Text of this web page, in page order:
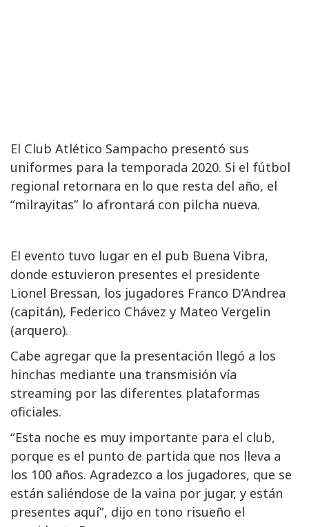
El Club Atlético Sampacho presentó sus
uniformes para la temporada 2020. Si el fútbol
regional retornara en lo que resta del año, el
“milrayitas” lo afrontará con pilcha nueva.
El evento tuvo lugar en el pub Buena Vibra,
donde estuvieron presentes el presidente
Lionel Bressan, los jugadores Franco D’Andrea
(capitán), Federico Chávez y Mateo Vergelin
(arquero).
Cabe agregar que la presentación llegó a los
hinchas mediante una transmisión vía
streaming por las diferentes plataformas
oficiales.
“Esta noche es muy importante para el club,
porque es el punto de partida que nos lleva a
los 100 años. Agradezco a los jugadores, que se
están saliéndose de la vaina por jugar, y están
presentes aquí”, dijo en tono risueño el